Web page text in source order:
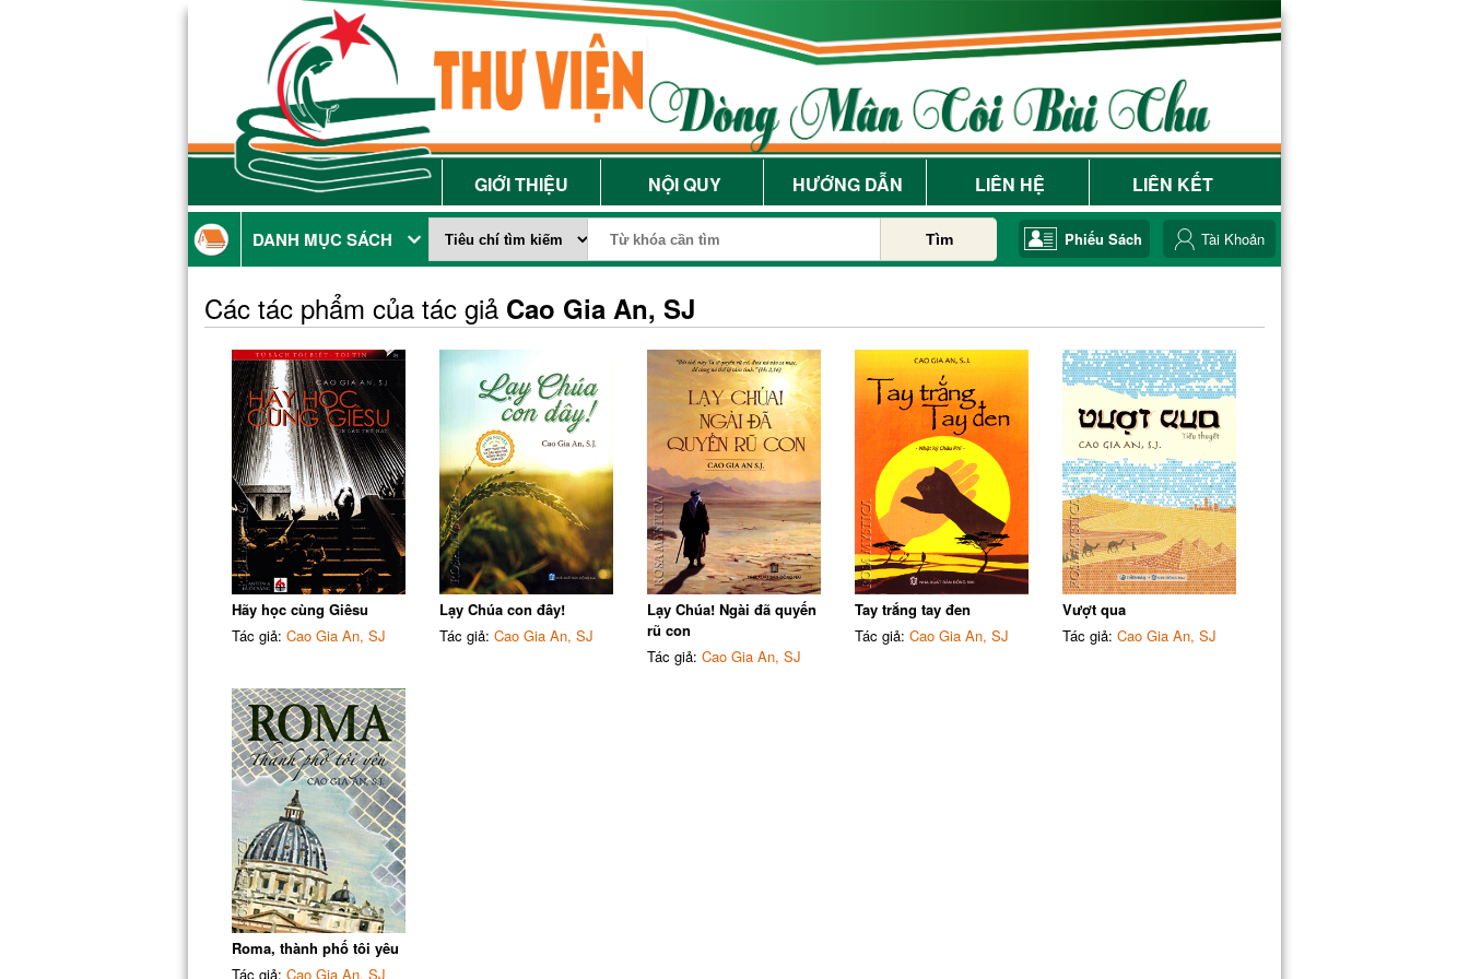
GIỚI THIỆU NỘI QUY HƯỚNG DẪN LIÊN HỆ LIÊN KẾT
DANH MỤC SÁCH Tìm Phiếu Sách Tài Khoản
Các tác phẩm của tác giả Cao Gia An, SJ
Hãy học cùng Giêsu
Tác giả: Cao Gia An, SJ
Lạy Chúa con đây!
Tác giả: Cao Gia An, SJ
Lạy Chúa! Ngài đã quyến
rũ con
Tác giả: Cao Gia An, SJ
Tay trắng tay đen
Tác giả: Cao Gia An, SJ
Vượt qua
Tác giả: Cao Gia An, SJ
Roma, thành phố tôi yêu
Tác giả: Cao Gia An, SJ